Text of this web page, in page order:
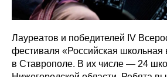
Лауреатов и победителей IV
фестиваля «Российская школьная
в Ставрополе. В их числе — 24